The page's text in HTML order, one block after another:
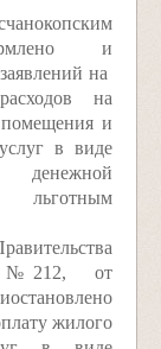
и
на
на
и
в виде
денежной
№212, от
жилого